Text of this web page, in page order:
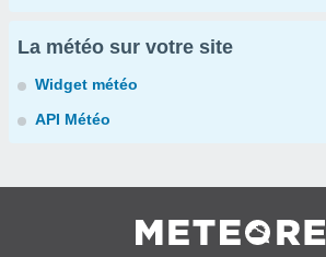
La météo sur votre site
Widget météo
API Météo